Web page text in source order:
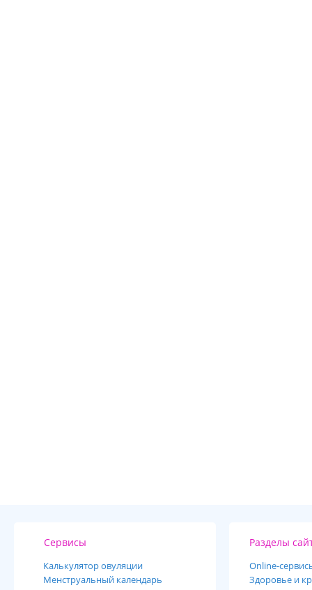
Сервисы
Калькулятор овуляции
Менструальный календарь
Разделы
Online-
Здоровье и